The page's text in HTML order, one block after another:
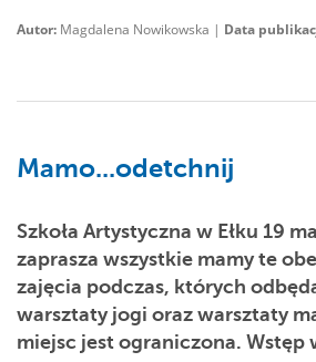
Autor: Magdalena Nowikowska | Data
Mamo...odetchnij
Szkoła Artystyczna w Ełku 19
zaprasza wszystkie mamy te
zajęcia podczas, których
warsztaty jogi oraz warsztaty
miejsc jest ograniczona. Wstęp